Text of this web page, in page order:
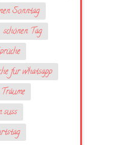
Sonntag
schönen Tag
fur whatsapp
suss